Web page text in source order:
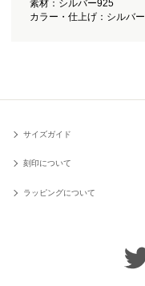
素材：シルバー925
カラー・仕上げ：シルバー
サイズガイド
刻印について
ラッピングについて